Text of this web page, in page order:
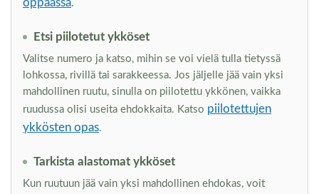
oppaassa.
Etsi piilotetut ykköset
Valitse numero ja katso, mihin se voi vielä tulla tietyssä
lohkossa, rivillä tai sarakkeessa. Jos jäljelle jää vain yksi
mahdollinen ruutu, sinulla on piilotettu ykkönen, vaikka
ruudussa olisi useita ehdokkaita. Katso piilotettujen
ykkösten opas.
Tarkista alastomat ykköset
Kun ruutuun jää vain yksi mahdollinen ehdokas, voit